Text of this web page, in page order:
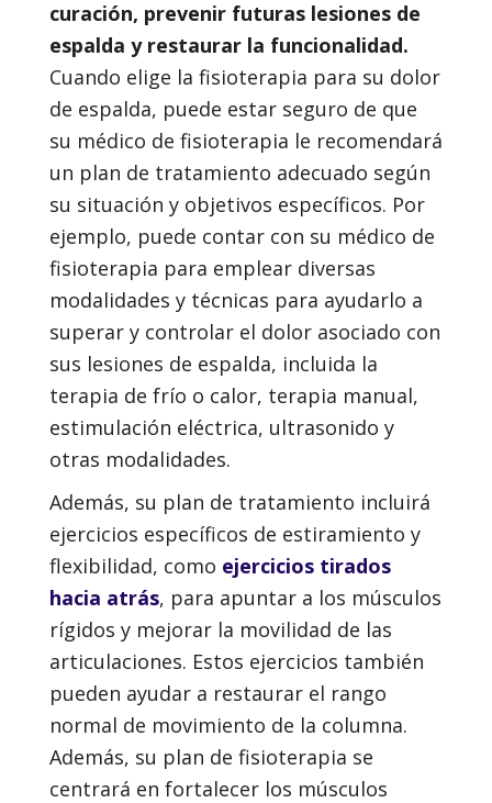
curación, prevenir futuras lesiones de
espalda y restaurar la funcionalidad.
Cuando elige la fisioterapia para su dolor
de espalda, puede estar seguro de que
su médico de fisioterapia le recomendará
un plan de tratamiento adecuado según
su situación y objetivos específicos. Por
ejemplo, puede contar con su médico de
fisioterapia para emplear diversas
modalidades y técnicas para ayudarlo a
superar y controlar el dolor asociado con
sus lesiones de espalda, incluida la
terapia de frío o calor, terapia manual,
estimulación eléctrica, ultrasonido y
otras modalidades.
Además, su plan de tratamiento incluirá
ejercicios específicos de estiramiento y
flexibilidad, como ejercicios tirados
hacia atrás, para apuntar a los músculos
rígidos y mejorar la movilidad de las
articulaciones. Estos ejercicios también
pueden ayudar a restaurar el rango
normal de movimiento de la columna.
Además, su plan de fisioterapia se
centrará en fortalecer los músculos